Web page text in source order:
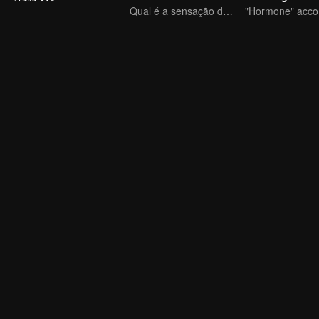
Qual é a sensação de ter dois filhos em casa